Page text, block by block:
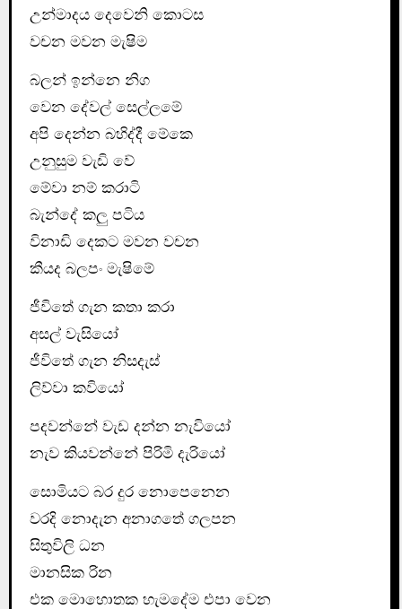
උන්මාදය දෙවෙනි කොටස
වචන මවන මැෂිම
බලන් ඉන්නෙ නිග
වෙන දේවල් සෙල්ලමේ
අපි දෙන්න බහිද්දී මේකෙ
උනුසුම වැඩි වේ
මේවා නම් කරාටි
බැන්දේ කලු පටිය
විනාඩි දෙකට මවන වචන
කීයද බලපං මැෂිමේ
ජීවිතේ ගැන කතා කරා
අසල් වැසියෝ
ජීවිතේ ගැන නිසදැස්
ලිව්වා කවියෝ
පදවන්නේ වැඩ දන්න නැවියෝ
නැව කියවන්නේ පිරිමි දැරියෝ
සොමියට බර දුර නොපෙනෙන
වරදි නොදැන අනාගතේ ගලපන
සිතුවිලි ධන
මානසික රින
එක මොහොතක හැමදේම එපා වෙන